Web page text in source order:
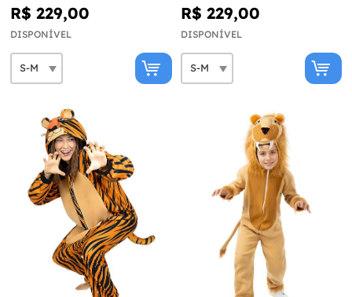
R$ 229,00
DISPONÍVEL
R$ 229,00
DISPONÍVEL